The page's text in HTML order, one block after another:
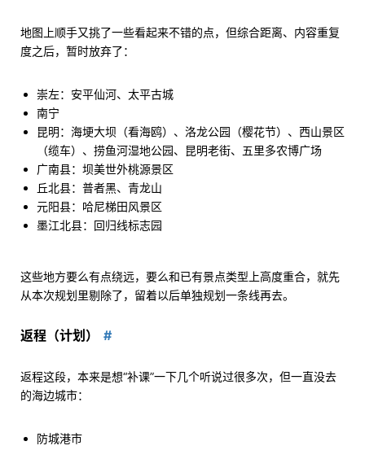
地图上顺手又挑了一些看起来不错的点，但综合距离、内容重复
度之后，暂时放弃了：
崇左：安平仙河、太平古城
南宁
昆明：海埂大坝（看海鸥）、洛龙公园（樱花节）、西山景区
（缆车）、捞鱼河湿地公园、昆明老街、五里多农博广场
广南县：坝美世外桃源景区
丘北县：普者黑、青龙山
元阳县：哈尼梯田风景区
墨江北县：回归线标志园
这些地方要么有点绕远，要么和已有景点类型上高度重合，就先
从本次规划里剔除了，留着以后单独规划一条线再去。
返程（计划）
返程这段，本来是想“补课”一下几个听说过很多次，但一直没去
的海边城市：
防城港市